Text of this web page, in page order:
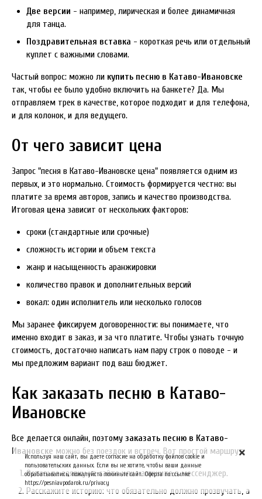
Две версии - например, лирическая и более динамичная
для танца.
Поздравительная вставка - короткая речь или отдельный
куплет с важными словами.
Частый вопрос: можно ли купить песню в Катаво-Ивановске
так, чтобы ее было удобно включить на банкете? Да. Мы
отправляем трек в качестве, которое подходит и для телефона,
и для колонок, и для ведущего.
От чего зависит цена
Запрос "песня в Катаво-Ивановске цена" появляется одним из
первых, и это нормально. Стоимость формируется честно: вы
платите за время авторов, запись и качество производства.
Итоговая цена зависит от нескольких факторов:
сроки (стандартные или срочные)
сложность истории и объем текста
жанр и насыщенность аранжировки
количество правок и дополнительных версий
вокал: один исполнитель или несколько голосов
Мы заранее фиксируем договоренности: вы понимаете, что
именно входит в заказ, и за что платите. Чтобы узнать точную
стоимость, достаточно написать нам пару строк о поводе - и
мы предложим вариант под ваш бюджет.
Как заказать песню в Катаво-
Ивановске
Все делается онлайн, поэтому заказать песню в Катаво-
Ивановске можно без поездок и встреч. Вот простой маршрут:
Оставьте заявку на сайте или напишите в мессенджер.
Расскажите историю: что обязательно должно прозвучать, а
Используя наш сайт, вы даете согласие на обработку файлов cookie и
пользовательских данных. Если вы не хотите, чтобы ваши данные
обрабатывались, пожалуйста покиньте сайт. Оферта по ссылке
https://pesniavpodarok.ru/privacy